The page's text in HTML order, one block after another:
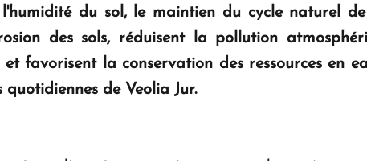
du sol, le maintien du cycle naturel
des sols, réduisent la pollution
favorisent la conservation des ressources en
de Veolia Jur.